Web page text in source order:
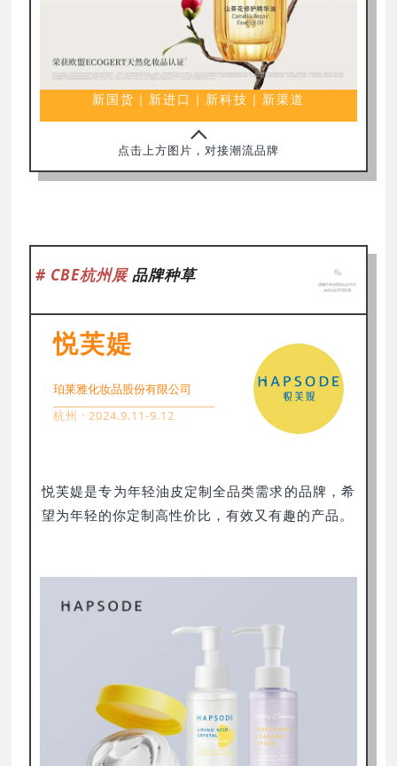
新国货｜新进口｜新科技｜新渠道
点击上方图片，对接潮流品牌
# CBE杭州展 品牌种草
悦芙媞
珀莱雅化妆品股份有限公司
杭州 · 2024.9.11-9.12
悦芙媞是专为年轻油皮定制全品类需求的品牌，希
望为年轻的你定制高性价比，有效又有趣的产品。